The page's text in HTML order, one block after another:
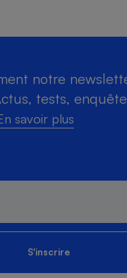
notre
tests,
savoir plus
S'inscrire